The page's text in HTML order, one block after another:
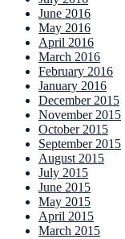
June 2016
May 2016
April 2016
March 2016
February 2016
January 2016
December 2015
November 2015
October 2015
September 2015
August 2015
July 2015
June 2015
May 2015
April 2015
March 2015